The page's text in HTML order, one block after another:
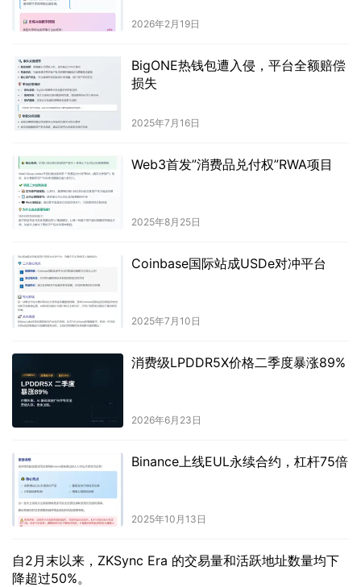
2026年2月19日
BigONE热钱包遭入侵，平台全额赔偿
损失
2025年7月16日
Web3首发”消费品兑付权”RWA项目
2025年8月25日
Coinbase国际站成USDe对冲平台
2025年7月10日
消费级LPDDR5X价格二季度暴涨89%
2026年6月23日
Binance上线EUL永续合约，杠杆75倍
2025年10月13日
自2月末以来，ZKSync Era 的交易量和活跃地址数量均下
降超过50%。